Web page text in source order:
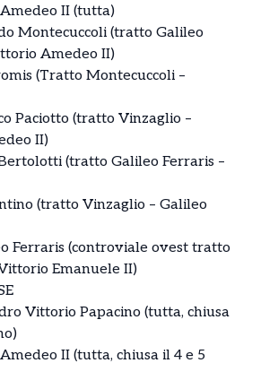
II (tutta)
Montecuccoli (tratto Galileo
Amedeo II)
(Tratto Montecuccoli –
Paciotto (tratto Vinzaglio –
II)
(tratto Galileo Ferraris –
(tratto Vinzaglio – Galileo
Ferraris (controviale ovest tratto
Emanuele II)
Vittorio Papacino (tutta, chiusa
II (tutta, chiusa il 4 e 5